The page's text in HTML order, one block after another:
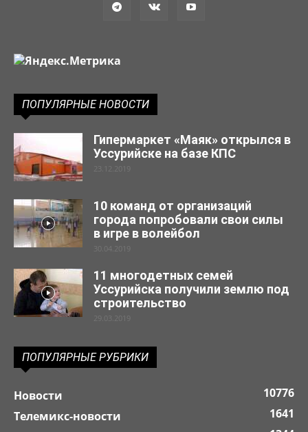
ПОПУЛЯРНЫЕ НОВОСТИ
Гипермаркет «Маяк» открылся в
Уссурийске на базе КПС
23.12.2019
10 команд от организаций
города попробовали свои силы
в игре в волейбол
30.04.2019
11 многодетных семей
Уссурийска получили землю под
строительство
29.03.2019
ПОПУЛЯРНЫЕ РУБРИКИ
Новости
10776
Телемикс-новости
1641